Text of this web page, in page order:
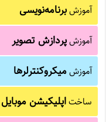
آموزشبرنامه‌نویسی
آموزشپردازش تصویر
آموزشمیکروکنترلرها
ساختاپلیکیشن موبایل